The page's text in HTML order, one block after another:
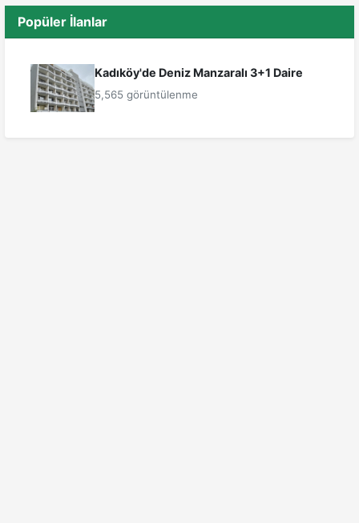
Popüler İlanlar
Kadıköy'de Deniz Manzaralı 3+1 Daire
5,565 görüntülenme